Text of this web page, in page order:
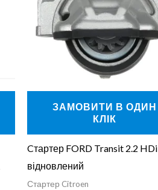
ЗАМОВИТИ В ОДИН
КЛІК
Cтартер FORD Transit 2.2 HDi
відновлений
Стартер Citroen